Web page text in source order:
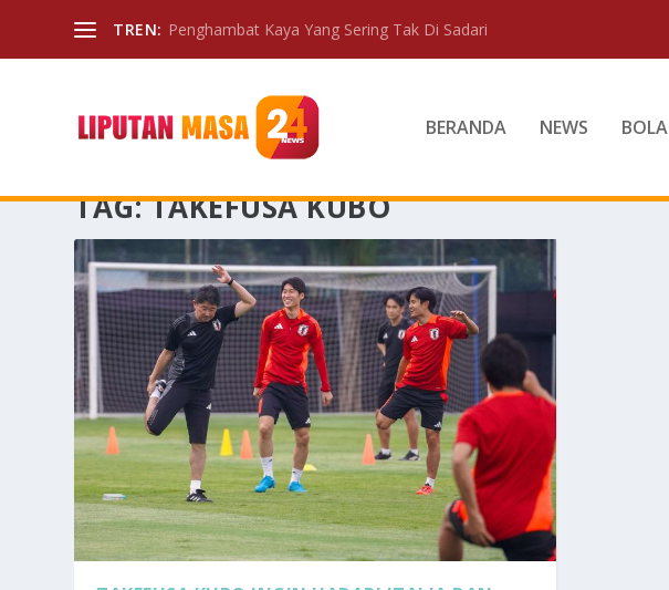
TREN: Penghambat Kaya Yang Sering Tak Di Sadari
BERANDA NEWS BOLA
TAG:TAKEFUSA KUBO